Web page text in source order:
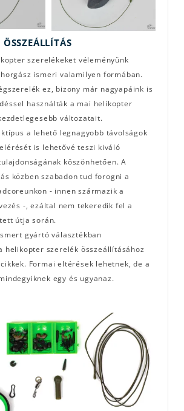
szerelékeket véleményünk
ismeri valamilyen formában.
ez, bizony már nagyapáink is
használták a mai helikopter
változatait.
a lehető legnagyobb távolságok
is lehetővé teszi kiváló
köszönhetően. A
közben szabadon tud forogni a
- innen származik a
-, ezáltal nem tekeredik fel a
útja során.
gyártó választékban
helikopter szerelék összeállításához
Formai eltérések lehetnek, de a
egy és ugyanaz.